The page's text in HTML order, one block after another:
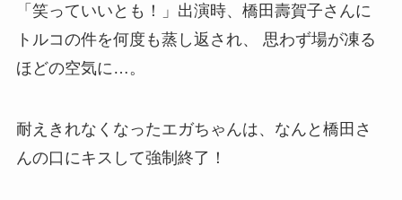
「笑っていいとも！」出演時、橋田壽賀子さんに
トルコの件を何度も蒸し返され、 思わず場が凍る
ほどの空気に…。
耐えきれなくなったエガちゃんは、なんと橋田さ
んの口にキスして強制終了！